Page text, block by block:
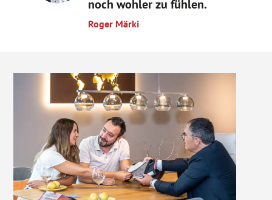
noch wohler zu fühlen.
Roger Märki